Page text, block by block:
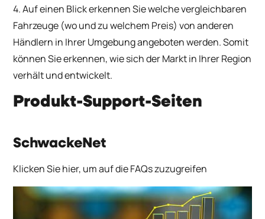
4. Auf einen Blick erkennen Sie welche vergleichbaren
Fahrzeuge (wo und zu welchem Preis) von anderen
Händlern in Ihrer Umgebung angeboten werden. Somit
können Sie erkennen, wie sich der Markt in Ihrer Region
verhält und entwickelt.
Produkt-Support-Seiten
SchwackeNet
Klicken Sie hier, um auf die FAQs zuzugreifen